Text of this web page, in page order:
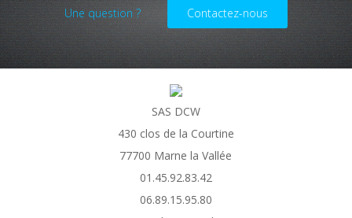
Une question ? Contactez-nous
SAS DCW
430 clos de la Courtine
77700 Marne la Vallée
01.45.92.83.42
06.89.15.95.80